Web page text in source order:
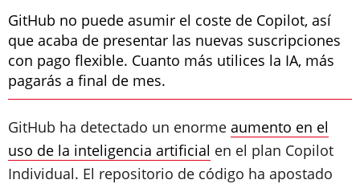
GitHub no puede asumir el coste de Copilot, así
que acaba de presentar las nuevas suscripciones
con pago flexible. Cuanto más utilices la IA, más
pagarás a final de mes.
GitHub ha detectado un enorme aumento en el
uso de la inteligencia artificial en el plan Copilot
Individual. El repositorio de código ha apostado